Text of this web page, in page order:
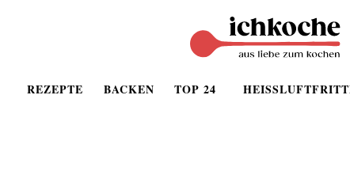
REZEPTE BACKEN TOP 24